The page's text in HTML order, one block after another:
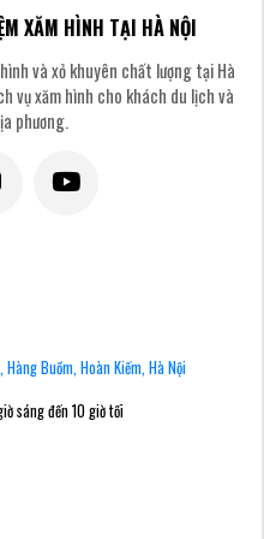
cao đáng kể.
vị trí lý tưởng cố định trong đầu
toàn - chứ không phải sở thích cá
XĂM HÌNH TẠI HÀ NỘI
và xỏ khuyên chất lượng tại Hà
vụ xăm hình cho khách du lịch và
phương.
Hàng Buồm, Hoàn Kiếm, Hà Nội
sáng đến 10 giờ tối